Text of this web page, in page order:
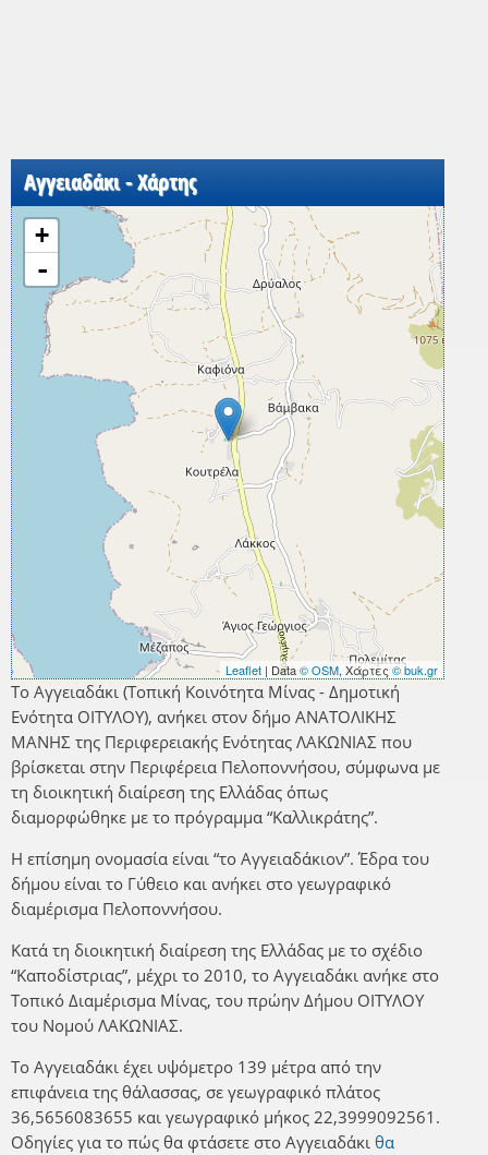
Αγγειαδάκι - Χάρτης
+
-
Leaflet | Data© OSM, Χάρτες© buk.gr
Το Αγγειαδάκι (Τοπική Κοινότητα Μίνας - Δημοτική
Ενότητα ΟΙΤΥΛΟΥ), ανήκει στον δήμο ΑΝΑΤΟΛΙΚΗΣ
ΜΑΝΗΣ της Περιφερειακής Ενότητας ΛΑΚΩΝΙΑΣ που
βρίσκεται στην Περιφέρεια Πελοποννήσου, σύμφωνα με
τη διοικητική διαίρεση της Ελλάδας όπως
διαμορφώθηκε με το πρόγραμμα “Καλλικράτης”.
Η επίσημη ονομασία είναι “το Αγγειαδάκιον”. Έδρα του
δήμου είναι το Γύθειο και ανήκει στο γεωγραφικό
διαμέρισμα Πελοποννήσου.
Κατά τη διοικητική διαίρεση της Ελλάδας με το σχέδιο
“Καποδίστριας”, μέχρι το 2010, το Αγγειαδάκι ανήκε στο
Τοπικό Διαμέρισμα Μίνας, του πρώην Δήμου ΟΙΤΥΛΟΥ
του Νομού ΛΑΚΩΝΙΑΣ.
Το Αγγειαδάκι έχει υψόμετρο 139 μέτρα από την
επιφάνεια της θάλασσας, σε γεωγραφικό πλάτος
36,5656083655 και γεωγραφικό μήκος 22,3999092561.
Οδηγίες για το πώς θα φτάσετε στο Αγγειαδάκι θα